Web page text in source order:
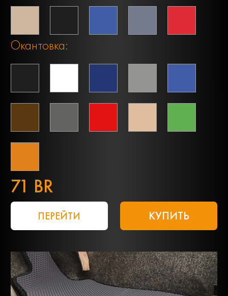
Окантовка:
71 BR
ПЕРЕЙТИ КУПИТЬ